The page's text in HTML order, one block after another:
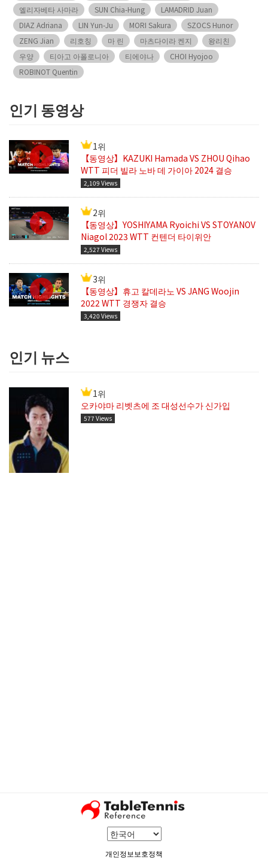
엘리자베타 사마라
SUN Chia-Hung
LAMADRID Juan
DIAZ Adriana
LIN Yun-Ju MORI Sakura
SZOCS Hunor
ZENG Jian
리호칭 마 린 마츠다이라 켄지
왕리친
우양
티아고 아폴로니아 티에야나
CHOI Hyojoo
ROBINOT Quentin
인기 동영상
1위
【동영상】KAZUKI Hamada VS ZHOU Qihao
WTT 피더 빌라 노바 데 가이아 2024 결승
2,109 Views
2위
【동영상】YOSHIYAMA Ryoichi VS STOYANOV
Niagol 2023 WTT 컨텐더 타이위안
2,527 Views
3위
【동영상】휴고 칼데라노 VS JANG Woojin
2022 WTT 경쟁자 결승
3,420 Views
인기 뉴스
1위
오카야마 리벳츠에 조 대성선수가 신가입
577 Views
개인정보보호정책